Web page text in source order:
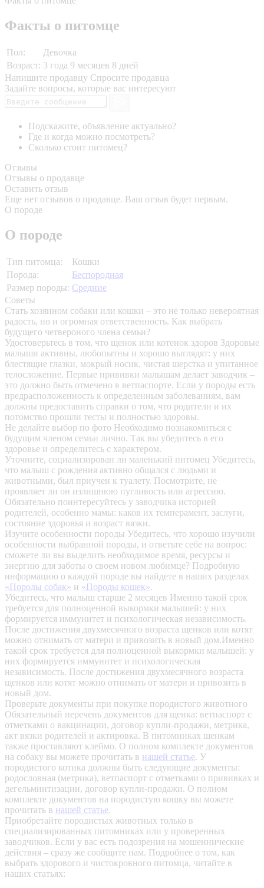
Факты о питомце
Пол:
Девочка
Возраст: 3 года 9 месяцев 8 дней
Напишите продавцу Спросите продавца
Задайте вопросы, которые вас интересуют
Подскажите, объявление актуально?
Где и когда можно посмотреть?
Сколько стоит питомец?
Отзывы
Отзывы о продавце
Оставить отзыв
Еще нет отзывов о продавце. Ваш отзыв будет первым.
О породе
О породе
Тип питомца:
Кошки
Порода:
Беспородная
Размер породы: Средние
Советы
Стать хозяином собаки или кошки – это не только невероятная
радость, но и огромная ответственность. Как выбрать
будущего четвероного члена семьи?
Удостоверьтесь в том, что щенок или котенок здоров Здоровые
малыши активны, любопытны и хорошо выглядят: у них
блестящие глазки, мокрый носик, чистая шерстка и упитанное
телосложение. Первые прививки малышам делает заводчик –
это должно быть отмечено в ветпаспорте. Если у породы есть
предрасположенность к определенным заболеваниям, вам
должны предоставить справки о том, что родители и их
потомство прошли тесты и полностью здоровы.
Не делайте выбор по фото Необходимо познакомиться с
будущим членом семьи лично. Так вы убедитесь в его
здоровье и определитесь с характером.
Уточните, социализирован ли маленький питомец Убедитесь,
что малыш с рождения активно общался с людьми и
животными, был приучен к туалету. Посмотрите, не
проявляет ли он излишнюю пугливость или агрессию.
Обязательно поинтересуйтесь у заводчика историей
родителей, особенно мамы: каков их темперамент, заслуги,
состояние здоровья и возраст вязки.
Изучите особенности породы Убедитесь, что хорошо изучили
особенности выбранной породы, и ответьте себе на вопрос:
сможете ли вы выделить необходимое время, ресурсы и
энергию для заботы о своем новом любимце? Подробную
информацию о каждой породе вы найдете в наших разделах
«Породы собак» и «Породы кошек».
Убедитесь, что малыш старше 2 месяцев Именно такой срок
требуется для полноценной выкормки малышей: у них
формируется иммунитет и психологическая независимость.
После достижения двухмесячного возраста щенков или котят
можно отнимать от матери и привозить в новый дом.Именно
такой срок требуется для полноценной выкормки малышей: у
них формируется иммунитет и психологическая
независимость. После достижения двухмесячного возраста
щенков или котят можно отнимать от матери и привозить в
новый дом.
Проверьте документы при покупке породистого животного
Обязательный перечень документов для щенка: ветпаспорт с
отметками о вакцинации, договор купли-продажи, метрика,
акт вязки родителей и актировка. В питомниках щенкам
также проставляют клеймо. О полном комплекте документов
на собаку вы можете прочитать в нашей статье. У
породистого котика должны быть следующие документы:
родословная (метрика), ветпаспорт с отметками о прививках и
дегельминтизации, договор купли-продажи. О полном
комплекте документов на породистую кошку вы можете
прочитать в нашей статье.
Приобретайте породистых животных только в
специализированных питомниках или у проверенных
заводчиков. Если у вас есть подозрения на мошеннические
действия – сразу же сообщите нам. Подробнее о том, как
выбрать здорового и чистокровного питомца, читайте в
наших статьях: